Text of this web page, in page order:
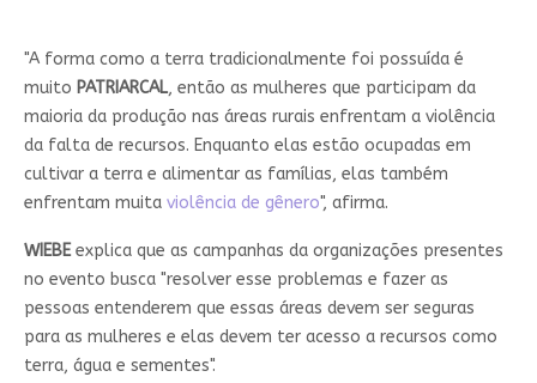
"A forma como a terra tradicionalmente foi possuída é
muito PATRIARCAL, então as mulheres que participam da
maioria da produção nas áreas rurais enfrentam a violência
da falta de recursos. Enquanto elas estão ocupadas em
cultivar a terra e alimentar as famílias, elas também
enfrentam muitaviolência de gênero", afirma.
WIEBEexplica que as campanhas da organizações presentes
no evento busca "resolver esse problemas e fazer as
pessoas entenderem que essas áreas devem ser seguras
para as mulheres e elas devem ter acesso a recursos como
terra, água e sementes".